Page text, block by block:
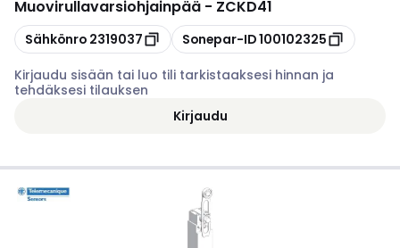
Muovirullavarsiohjainpää - ZCKD41
Kopioi
Sähkönro 2319037 Kopioi
Sonepar-ID100102325
Kirjaudu sisään tai luo tili tarkistaaksesi hinnan ja
tehdäksesi tilauksen
Kirjaudu